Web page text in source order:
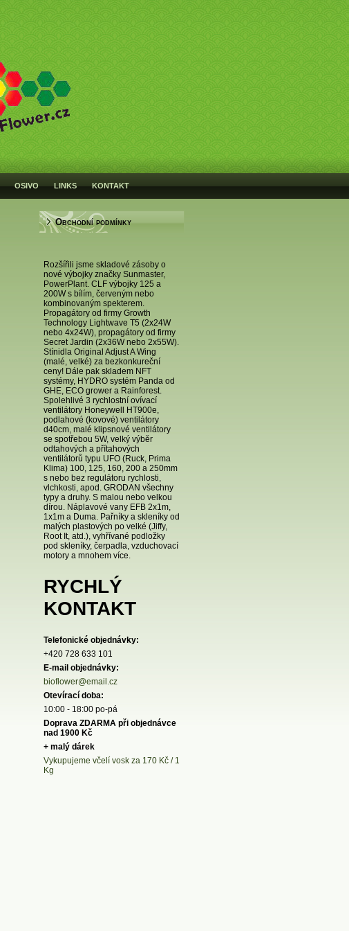
OSIVO LINKS KONTAKT
Obchodní podmínky
Rozšířili jsme skladové zásoby o
nové výbojky značky Sunmaster,
PowerPlant. CLF výbojky 125 a
200W s bílím, červeným nebo
kombinovaným spekterem.
Propagátory od firmy Growth
Technology Lightwave T5 (2x24W
nebo 4x24W), propagátory od firmy
Secret Jardin (2x36W nebo 2x55W).
Stínidla Original Adjust A Wing
(malé, velké) za bezkonkureční
ceny! Dále pak skladem NFT
systémy, HYDRO systém Panda od
GHE, ECO grower a Rainforest.
Spolehlivé 3 rychlostní ovívací
ventilátory Honeywell HT900e,
podlahové (kovové) ventilátory
d40cm, malé klipsnové ventilátory
se spotřebou 5W, velký výběr
odtahových a přítahových
ventilátorů typu UFO (Ruck, Prima
Klima) 100, 125, 160, 200 a 250mm
s nebo bez regulátoru rychlosti,
vlchkosti, apod. GRODAN všechny
typy a druhy. S malou nebo velkou
dírou. Náplavové vany EFB 2x1m,
1x1m a Duma. Pařníky a skleníky od
malých plastových po velké (Jiffy,
Root It, atd.), vyhřívané podložky
pod skleníky, čerpadla, vzduchovací
motory a mnohem více.
RYCHLÝ
KONTAKT
Telefonické objednávky:
+420 728 633 101
E-mail objednávky:
bioflower@email.cz
Otevírací doba:
10:00 - 18:00 po-pá
Doprava ZDARMA při objednávce
nad 1900 Kč
+ malý dárek
Vykupujeme včelí vosk za 170 Kč / 1
Kg